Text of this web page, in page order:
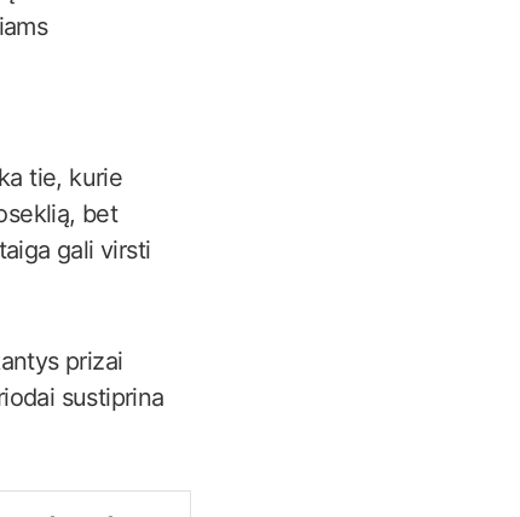
tie, kurie
bet
gali virsti
prizai
sustiprina